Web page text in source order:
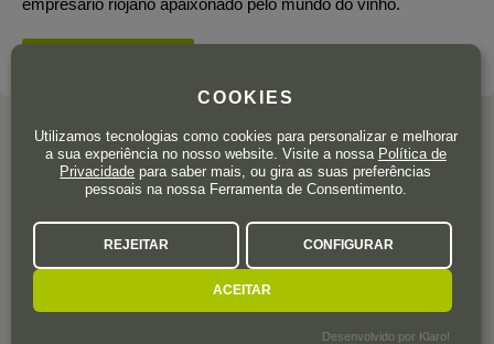
AVALIAÇÕES DOS
UTILIZADORES
3,5
COOKIES
Utilizamos tecnologias como cookies para personalizar e melhorar
a sua experiência no nosso website. Visite a nossa Política de
Privacidade para saber mais, ou gira as suas preferências
pessoais na nossa Ferramenta de Consentimento.
REJEITAR CONFIGURAR
ACEITAR
Desenvolvido por Klaro!